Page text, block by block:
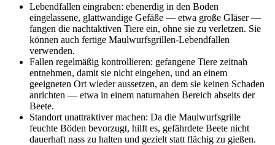
Lebendfallen eingraben: ebenerdig in den Boden
eingelassene, glattwandige Gefäße — etwa große Gläser —
fangen die nachtaktiven Tiere ein, ohne sie zu verletzen. Sie
können auch fertige Maulwurfsgrillen-Lebendfallen
verwenden.
Fallen regelmäßig kontrollieren: gefangene Tiere zeitnah
entnehmen, damit sie nicht eingehen, und an einem
geeigneten Ort wieder aussetzen, an dem sie keinen Schaden
anrichten — etwa in einem naturnahen Bereich abseits der
Beete.
Standort unattraktiver machen: Da die Maulwurfsgrille
feuchte Böden bevorzugt, hilft es, gefährdete Beete nicht
dauerhaft nass zu halten und gezielt statt flächig zu gießen.